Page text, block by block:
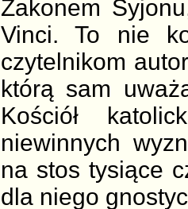
Zakonem
Vinci. To nie
czytelnikom
którą sam
Kościół
niewinnych
na stos tysiące
dla niego